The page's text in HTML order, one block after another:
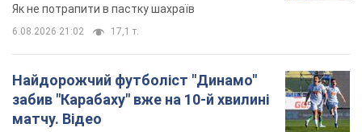
Як не потрапити в пастку шахраїв
6.08.2026 21:02 17,1 т.
Найдорожчий футболіст "Динамо"
забив "Карабаху" вже на 10-й хвилині
матчу. Відео